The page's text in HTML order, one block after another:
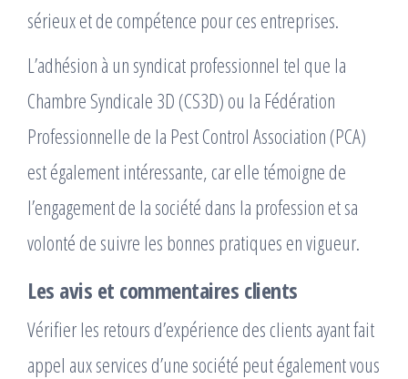
sérieux et de compétence pour ces entreprises.
L’adhésion à un syndicat professionnel tel que la
Chambre Syndicale 3D (CS3D) ou la Fédération
Professionnelle de la Pest Control Association (PCA)
est également intéressante, car elle témoigne de
l’engagement de la société dans la profession et sa
volonté de suivre les bonnes pratiques en vigueur.
Les avis et commentaires clients
Vérifier les retours d’expérience des clients ayant fait
appel aux services d’une société peut également vous